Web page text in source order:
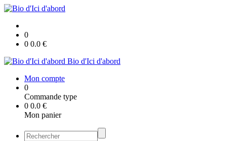
0
0 0.0 €
Bio d'Ici d'abord
Mon compte
0
Commande type
0 0.0 €
Mon panier